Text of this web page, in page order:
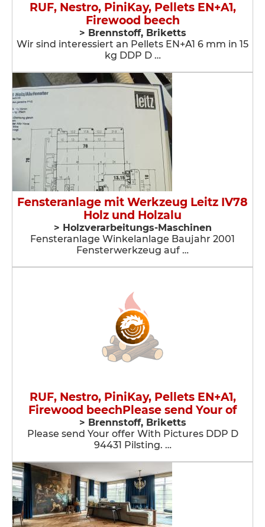
RUF, Nestro, PiniKay, Pellets EN+A1,
Firewood beech
> Brennstoff, Briketts
Wir sind interessiert an Pellets EN+A1 6 mm in 15
kg DDP D …
Fensteranlage mit Werkzeug Leitz IV78
Holz und Holzalu
> Holzverarbeitungs-Maschinen
Fensteranlage Winkelanlage Baujahr 2001
Fensterwerkzeug auf …
RUF, Nestro, PiniKay, Pellets EN+A1,
Firewood beechPlease send Your of
> Brennstoff, Briketts
Please send Your offer With Pictures DDP D
94431 Pilsting. …